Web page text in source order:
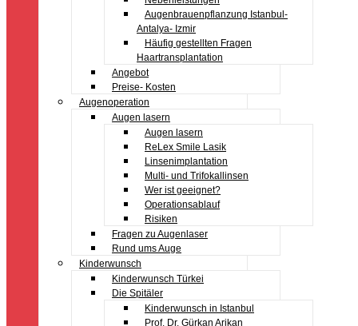
Augenbrauenpflanzung Istanbul-
Antalya- Izmir
Häufig gestellten Fragen
Haartransplantation
Angebot
Preise- Kosten
Augenoperation
Augen lasern
Augen lasern
ReLex Smile Lasik
Linsenimplantation
Multi- und Trifokallinsen
Wer ist geeignet?
Operationsablauf
Risiken
Fragen zu Augenlaser
Rund ums Auge
Kinderwunsch
Kinderwunsch Türkei
Die Spitäler
Kinderwunsch in Istanbul
Prof. Dr. Gürkan Arikan